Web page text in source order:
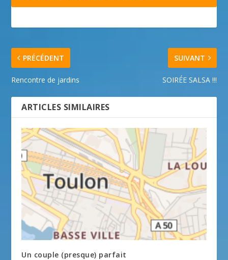
PRÉCÉDENT
Rencontre de jardins
SUIVANT
SOIRÉE SALSA !!!
ARTICLES SIMILAIRES
Un couple (presque) parfait